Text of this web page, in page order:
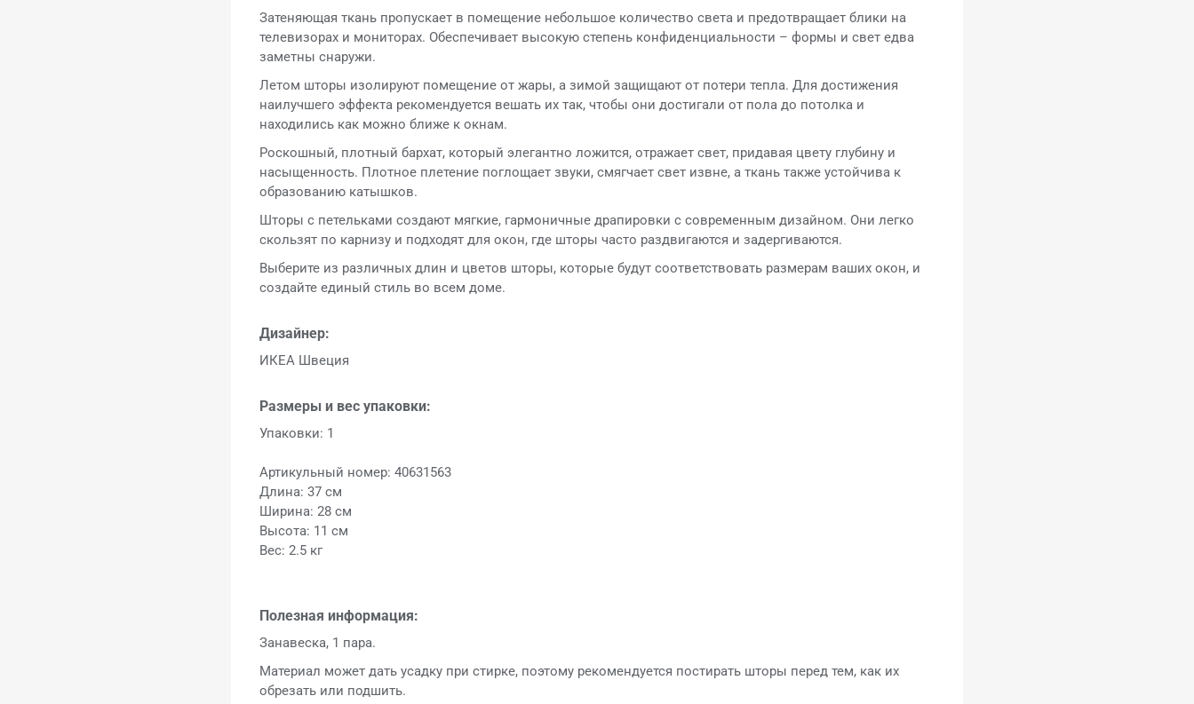
Затеняющая ткань пропускает в помещение небольшое количество света и предотвращает блики на
телевизорах и мониторах. Обеспечивает высокую степень конфиденциальности – формы и свет едва
заметны снаружи.
Летом шторы изолируют помещение от жары, а зимой защищают от потери тепла. Для достижения
наилучшего эффекта рекомендуется вешать их так, чтобы они достигали от пола до потолка и
находились как можно ближе к окнам.
Роскошный, плотный бархат, который элегантно ложится, отражает свет, придавая цвету глубину и
насыщенность. Плотное плетение поглощает звуки, смягчает свет извне, а ткань также устойчива к
образованию катышков.
Шторы с петельками создают мягкие, гармоничные драпировки с современным дизайном. Они легко
скользят по карнизу и подходят для окон, где шторы часто раздвигаются и задергиваются.
Выберите из различных длин и цветов шторы, которые будут соответствовать размерам ваших окон, и
создайте единый стиль во всем доме.
Дизайнер:
ИКЕА Швеция
Размеры и вес упаковки:
Упаковки: 1
Артикульный номер: 40631563
Длина: 37 см
Ширина: 28 см
Высота: 11 см
Вес: 2.5 кг
Полезная информация:
Занавеска, 1 пара.
Материал может дать усадку при стирке, поэтому рекомендуется постирать шторы перед тем, как их
обрезать или подшить.